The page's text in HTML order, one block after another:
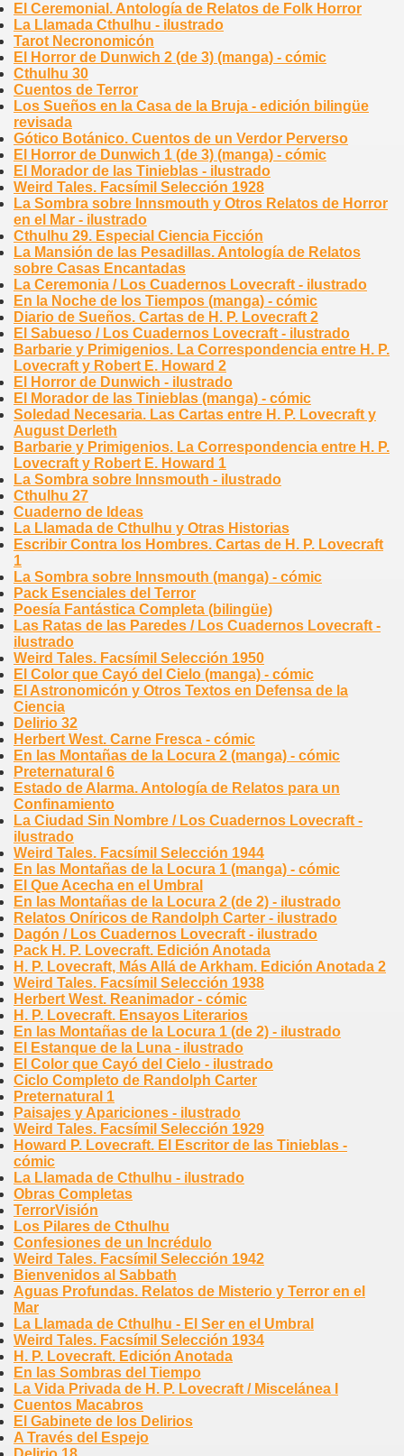
El Ceremonial. Antología de Relatos de Folk Horror
La Llamada Cthulhu - ilustrado
Tarot Necronomicón
El Horror de Dunwich 2 (de 3) (manga) - cómic
Cthulhu 30
Cuentos de Terror
Los Sueños en la Casa de la Bruja - edición bilingüe
revisada
Gótico Botánico. Cuentos de un Verdor Perverso
El Horror de Dunwich 1 (de 3) (manga) - cómic
El Morador de las Tinieblas - ilustrado
Weird Tales. Facsímil Selección 1928
La Sombra sobre Innsmouth y Otros Relatos de Horror
en el Mar - ilustrado
Cthulhu 29. Especial Ciencia Ficción
La Mansión de las Pesadillas. Antología de Relatos
sobre Casas Encantadas
La Ceremonia / Los Cuadernos Lovecraft - ilustrado
En la Noche de los Tiempos (manga) - cómic
Diario de Sueños. Cartas de H. P. Lovecraft 2
El Sabueso / Los Cuadernos Lovecraft - ilustrado
Barbarie y Primigenios. La Correspondencia entre H. P.
Lovecraft y Robert E. Howard 2
El Horror de Dunwich - ilustrado
El Morador de las Tinieblas (manga) - cómic
Soledad Necesaria. Las Cartas entre H. P. Lovecraft y
August Derleth
Barbarie y Primigenios. La Correspondencia entre H. P.
Lovecraft y Robert E. Howard 1
La Sombra sobre Innsmouth - ilustrado
Cthulhu 27
Cuaderno de Ideas
La Llamada de Cthulhu y Otras Historias
Escribir Contra los Hombres. Cartas de H. P. Lovecraft
1
La Sombra sobre Innsmouth (manga) - cómic
Pack Esenciales del Terror
Poesía Fantástica Completa (bilingüe)
Las Ratas de las Paredes / Los Cuadernos Lovecraft -
ilustrado
Weird Tales. Facsímil Selección 1950
El Color que Cayó del Cielo (manga) - cómic
El Astronomicón y Otros Textos en Defensa de la
Ciencia
Delirio 32
Herbert West. Carne Fresca - cómic
En las Montañas de la Locura 2 (manga) - cómic
Preternatural 6
Estado de Alarma. Antología de Relatos para un
Confinamiento
La Ciudad Sin Nombre / Los Cuadernos Lovecraft -
ilustrado
Weird Tales. Facsímil Selección 1944
En las Montañas de la Locura 1 (manga) - cómic
El Que Acecha en el Umbral
En las Montañas de la Locura 2 (de 2) - ilustrado
Relatos Oníricos de Randolph Carter - ilustrado
Dagón / Los Cuadernos Lovecraft - ilustrado
Pack H. P. Lovecraft. Edición Anotada
H. P. Lovecraft, Más Allá de Arkham. Edición Anotada 2
Weird Tales. Facsímil Selección 1938
Herbert West. Reanimador - cómic
H. P. Lovecraft. Ensayos Literarios
En las Montañas de la Locura 1 (de 2) - ilustrado
El Estanque de la Luna - ilustrado
El Color que Cayó del Cielo - ilustrado
Ciclo Completo de Randolph Carter
Preternatural 1
Paisajes y Apariciones - ilustrado
Weird Tales. Facsímil Selección 1929
Howard P. Lovecraft. El Escritor de las Tinieblas -
cómic
La Llamada de Cthulhu - ilustrado
Obras Completas
TerrorVisión
Los Pilares de Cthulhu
Confesiones de un Incrédulo
Weird Tales. Facsímil Selección 1942
Bienvenidos al Sabbath
Aguas Profundas. Relatos de Misterio y Terror en el
Mar
La Llamada de Cthulhu - El Ser en el Umbral
Weird Tales. Facsímil Selección 1934
H. P. Lovecraft. Edición Anotada
En las Sombras del Tiempo
La Vida Privada de H. P. Lovecraft / Miscelánea I
Cuentos Macabros
El Gabinete de los Delirios
A Través del Espejo